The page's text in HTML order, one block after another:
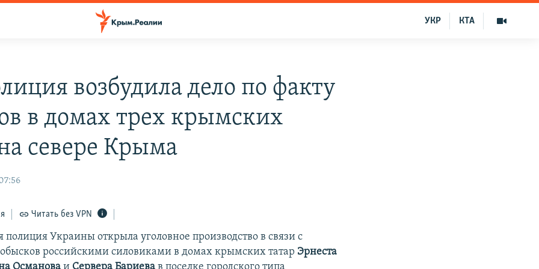
КТА
УКР
возбудила дело по факту
в домах трех крымских
севере Крыма
Читать без VPN
Украины открыла уголовное производство в связи с
российскими силовиками в домах крымских татар Эрнеста